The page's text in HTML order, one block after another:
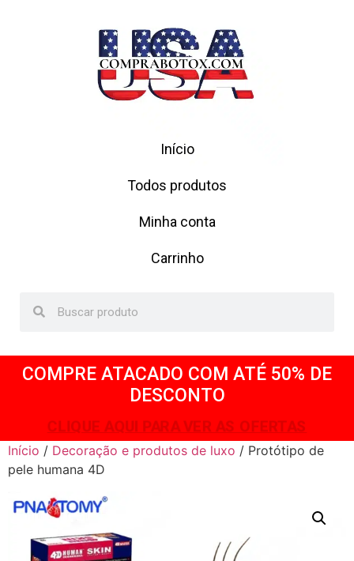
Início
Todos produtos
Minha conta
Carrinho
COMPRE ATACADO COM ATÉ 50% DE
DESCONTO
CLIQUE AQUI PARA VER AS OFERTAS
Início / Decoração e produtos de luxo / Protótipo de
pele humana 4D